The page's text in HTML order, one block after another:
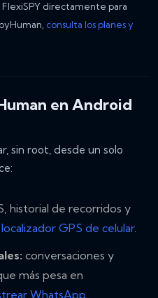
FlexiSPY directamente para
consulta los planes y
en Android
sin root, desde un solo
historial de recorridos y
localizador GPS de celular.
conversaciones y
más pesa en
WhatsApp